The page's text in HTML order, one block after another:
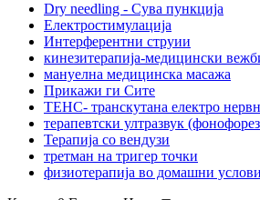
Dry needling - Сува пункција
Електростимулација
Интерферентни струии
кинезитерапија-медицински
мануелна медицинска масажа
Прикажи ги Сите
ТЕНС- транскутана електро
терапевтски ултразвук
Терапија со вендузи
третман на тригер точки
физиотерапија во домашни услови